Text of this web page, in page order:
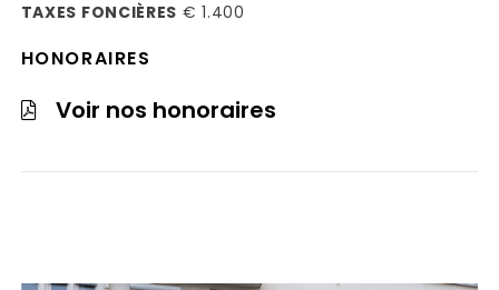
TAXES FONCIÈRES € 1.400
HONORAIRES
Voir nos honoraires